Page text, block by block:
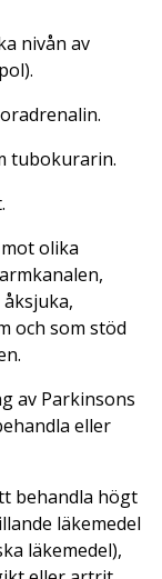
nivån av
tubokurarin.
olika
och som stöd
av Parkinsons
eller
behandla högt
läkemedel
läkemedel),